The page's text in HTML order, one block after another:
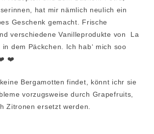
hat mir nämlich neulich ein
Geschenk gemacht. Frische
verschiedene Vanilleprodukte von La
in dem Päckchen. Ich hab‘ mich soo
❤️ ❤️
Bergamotten findet, könnt ichr sie
vorzugsweise durch Grapefruits,
Zitronen ersetzt werden.